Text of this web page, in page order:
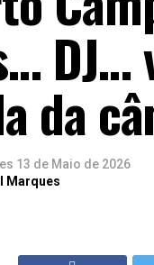
DJ…
da
13 de Maio de 2026
Marques